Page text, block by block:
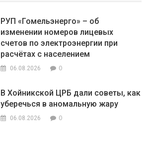
РУП «Гомельэнерго» – об
изменении номеров лицевых
счетов по электроэнергии при
расчётах с населением
06.08.2026 0
В Хойникской ЦРБ дали советы, как
уберечься в аномальную жару
06.08.2026 0